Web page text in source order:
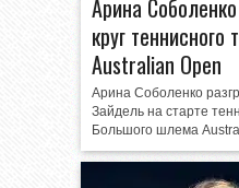
Арина
круг теннисного
Australian Open
Арина Соболенко
Зайдель на старте
Большого шлема